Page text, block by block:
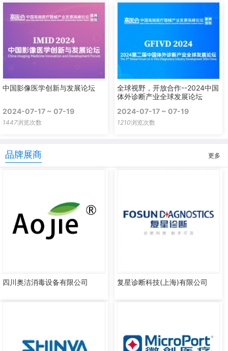
中国影像医学创新与发展论坛
2024-07-17 ~ 07-19
1447浏览次数
全球视野，开放合作--2024中国
体外诊断产业全球发展论坛
2024-07-17 ~ 07-19
1210浏览次数
品牌展商 更多
四川奥洁消毒设备有限公司 复星诊断科技(上海)有限公司